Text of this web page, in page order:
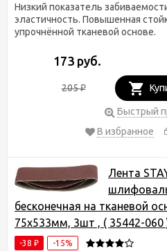
Низкий показатель
эластичность. Повышенная
упрочнённой тканевой основе.
173 руб.
205₽
Быстрый
В избранное
Лента
бесконечная на тканевой
75х533мм, 3шт , ( 35442-060
-38 ₽ -15%